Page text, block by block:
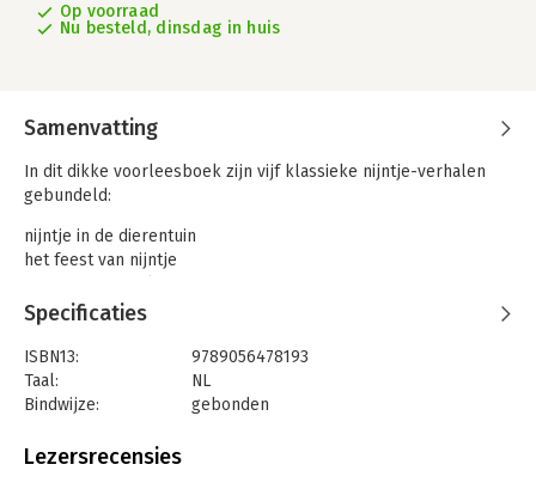
Op voorraad
Nu besteld, dinsdag in huis
Samenvatting
In dit dikke voorleesboek zijn vijf klassieke nijntje-verhalen
gebundeld:
nijntje in de dierentuin
het feest van nijntje
nijntje huilt
koningin nijntje
Een mooi cadeau dat garant staat voor uren voorleesplezier.
De kleurige leeslinten geven een extra feestelijk tintje aan
deze verzamelbundel.
Voorlezen is een feest met nijntje!
Specificaties
ISBN13:
9789056478193
Taal:
NL
Bindwijze:
gebonden
Uitgever:
Lezersrecensies